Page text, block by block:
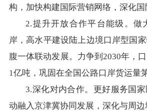
构，加快构建国际营销网络，深化国
2.提升开放合作平台能级。做
岸，高水平建设陆上边境口岸型国
腹一体联动发展。力争到2030年，
1亿吨，巩固在全国公路口岸货运量
3.深化对内合作。更好服务国
动融入京津冀协同发展，深化与周边